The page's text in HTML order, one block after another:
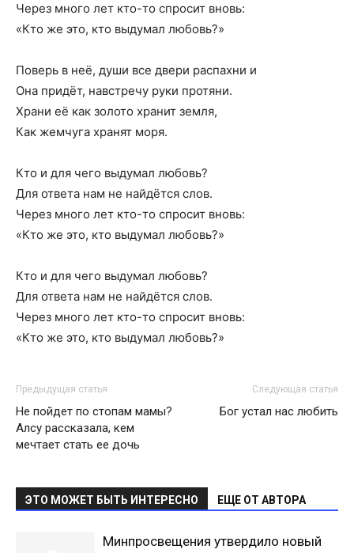
Через много лет кто-то спросит вновь:
«Кто же это, кто выдумал любовь?»
Поверь в неё, души все двери распахни и
Она придёт, навстречу руки протяни.
Храни её как золото хранит земля,
Как жемчуга хранят моря.
Кто и для чего выдумал любовь?
Для ответа нам не найдётся слов.
Через много лет кто-то спросит вновь:
«Кто же это, кто выдумал любовь?»
Кто и для чего выдумал любовь?
Для ответа нам не найдётся слов.
Через много лет кто-то спросит вновь:
«Кто же это, кто выдумал любовь?»
Предыдущая статья
Не пойдет по стопам мамы?
Алсу рассказала, кем
мечтает стать ее дочь
Следующая статья
Бог устал нас любить
ЭТО МОЖЕТ БЫТЬ ИНТЕРЕСНО ЕЩЕ ОТ АВТОРА
Минпросвещения утвердило новый